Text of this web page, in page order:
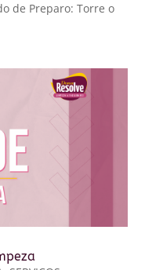
de Preparo: Torre o